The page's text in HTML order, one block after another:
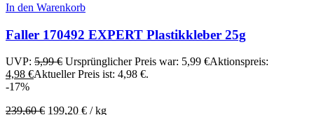
In den Warenkorb
Faller 170492 EXPERT Plastikkleber 25g
UVP: 5,99€ Ursprünglicher Preis war: 5,99 €Aktionspreis:
4,98 €Aktueller Preis ist: 4,98 €.
-17%
239,60€ 199,20 € /kg